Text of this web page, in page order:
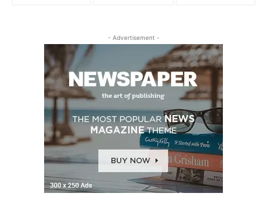
- Advertisement -